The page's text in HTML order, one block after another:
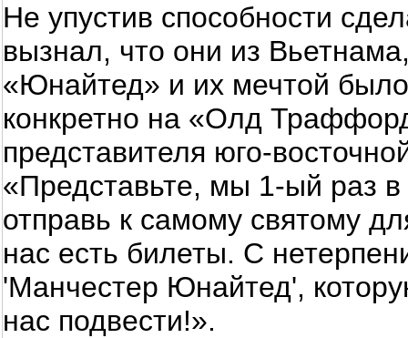
Не упустив способности
вызнал, что они из
«Юнайтед» и их мечтой
конкретно на «Олд
представителя юго-
«Представьте, мы 1-ый раз
отправь к самому святому
нас есть билеты. С
'Манчестер Юнайтед',
нас подвести!».